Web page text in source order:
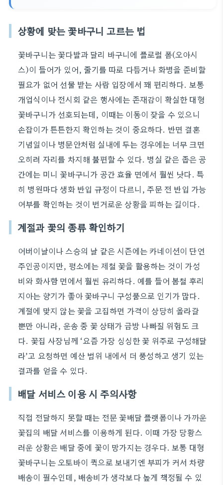
상황에 맞는 꽃바구니 고르는 법
꽃바구니는 꽃다발과 달리 바구니에 플로럴 폼(오아시
스)이 들어가 있어, 줄기를 따로 다듬거나 화병을 준비할
필요가 없어 선물 받는 사람 입장에서 꽤 편리하다. 보통
개업식이나 전시회 같은 행사에는 존재감이 확실한 대형
꽃바구니가 선호되는데, 이때는 이동이 잦을 수 있으니
손잡이가 튼튼한지 확인하는 것이 중요하다. 반면 결혼
기념일이나 병문안처럼 실내에 두는 경우에는 너무 크면
오히려 자리를 차지해 불편할 수 있다. 병실 같은 좁은 공
간에는 미니 꽃바구니가 공간 효율 면에서 훨씬 낫다. 특
히 병원마다 생화 반입 규정이 다르니, 주문 전 반입 가능
여부를 확인하는 것이 번거로운 상황을 피하는 길이다.
계절과 꽃의 종류 확인하기
어버이날이나 스승의 날 같은 시즌에는 카네이션이 단연
주인공이지만, 평소에는 제철 꽃을 활용하는 것이 가성
비와 화사함 면에서 훨씬 유리하다. 예를 들어 봄철 후리
지아는 향기가 좋아 꽃바구니 구성품으로 인기가 많다.
계절에 맞지 않는 꽃을 고집하면 가격이 상당히 올라갈
뿐만 아니라, 운송 중 꽃 상태가 금방 나빠질 위험도 크
다. 꽃집 사장님께 ‘요즘 가장 싱싱한 꽃 위주로 구성해달
라’고 요청하면 예산 범위 내에서 더 풍성하고 생기 있는
결과를 얻을 수 있다.
배달 서비스 이용 시 주의사항
직접 전달하지 못할 때는 전문 꽃배달 플랫폼이나 가까운
꽃집의 배달 서비스를 이용하게 된다. 이때 가장 당황스
러운 상황은 배달 중에 꽃이 망가지는 경우다. 보통 대형
꽃바구니는 오토바이 퀵으로 보내기엔 부피가 커서 차량
배송이 필수인데, 배송비가 생각보다 높게 책정될 수 있